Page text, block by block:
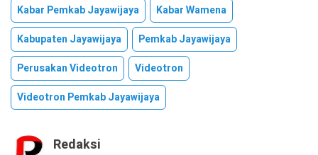
Kabar Pemkab Jayawijaya
Kabar Wamena
Kabupaten Jayawijaya
Pemkab Jayawijaya
Perusakan Videotron
Videotron
Videotron Pemkab Jayawijaya
Redaksi